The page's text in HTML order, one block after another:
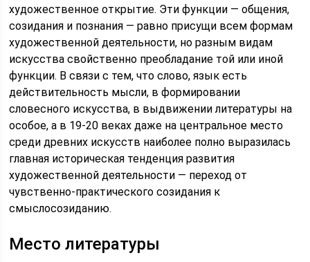
художественное открытие. Эти функции — общения,
созидания и познания — равно присущи всем формам
художественной деятельности, но разным видам
искусства свойственно преобладание той или иной
функции. В связи с тем, что слово, язык есть
действительность мысли, в формировании
словесного искусства, в выдвижении литературы на
особое, а в 19-20 веках даже на центральное место
среди древних искусств наиболее полно выразилась
главная историческая тенденция развития
художественной деятельности — переход от
чувственно-практического созидания к
смыслосозиданию.
Место литературы